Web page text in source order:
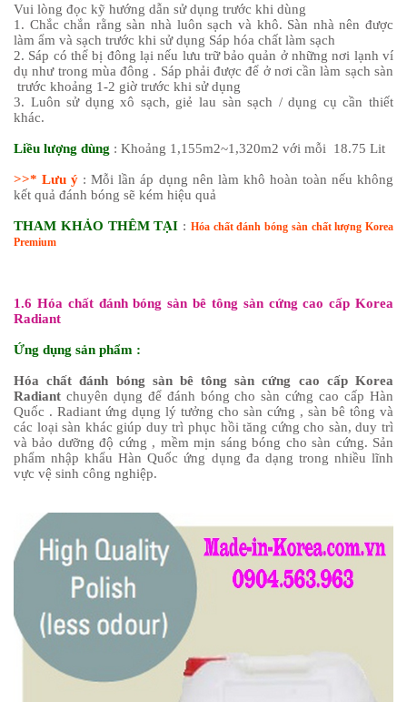
Vui lòng đọc kỹ hướng dẫn sử dụng trước khi dùng
1. Chắc chắn rằng sàn nhà luôn sạch và khô. Sàn nhà nên được
làm ẩm và sạch trước khi sử dụng Sáp hóa chất làm sạch
2. Sáp có thể bị đông lại nếu lưu trữ bảo quản ở những nơi lạnh ví
dụ như trong mùa đông . Sáp phải được để ở nơi cần làm sạch sàn
trước khoảng 1-2 giờ trước khi sử dụng
3. Luôn sử dụng xô sạch, giẻ lau sàn sạch / dụng cụ cần thiết
khác.
Liều lượng dùng : Khoảng 1,155m2~1,320m2 với mỗi 18.75 Lit
>>* Lưu ý : Mỗi lần áp dụng nên làm khô hoàn toàn nếu không
kết quả đánh bóng sẽ kém hiệu quả
THAM KHẢO THÊM TẠI : Hóa chất đánh bóng sàn chất lượng Korea
Premium
1.6 Hóa chất đánh bóng sàn bê tông sàn cứng cao cấp Korea
Radiant
Ứng dụng sản phẩm :
Hóa chất đánh bóng sàn bê tông sàn cứng cao cấp Korea
Radiant chuyên dụng để đánh bóng cho sàn cứng cao cấp Hàn
Quốc . Radiant ứng dụng lý tưởng cho sàn cứng , sàn bê tông và
các loại sàn khác giúp duy trì phục hồi tăng cứng cho sàn, duy trì
và bảo dưỡng độ cứng , mềm mịn sáng bóng cho sàn cứng. Sản
phẩm nhập khẩu Hàn Quốc ứng dụng đa dạng trong nhiều lĩnh
vực vệ sinh công nghiệp.